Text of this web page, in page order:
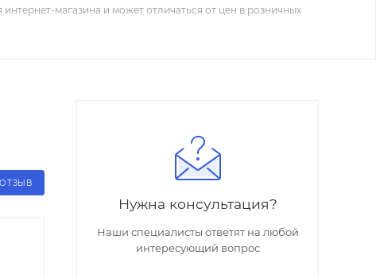
магазина и может отличаться от цен в розничных
Нужна консультация?
Наши специалисты ответят на любой
интересующий вопрос